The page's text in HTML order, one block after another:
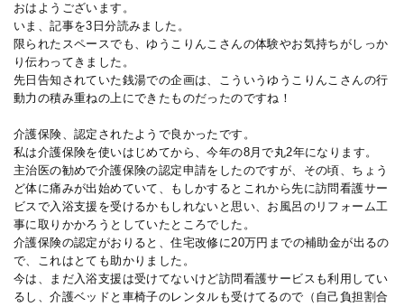
おはようございます。
いま、記事を3日分読みました。
限られたスペースでも、ゆうこりんこさんの体験やお気持ちがしっか
り伝わってきました。
先日告知されていた銭湯での企画は、こういうゆうこりんこさんの行
動力の積み重ねの上にできたものだったのですね！
介護保険、認定されたようで良かったです。
私は介護保険を使いはじめてから、今年の8月で丸2年になります。
主治医の勧めで介護保険の認定申請をしたのですが、その頃、ちょう
ど体に痛みが出始めていて、もしかするとこれから先に訪問看護サー
ビスで入浴支援を受けるかもしれないと思い、お風呂のリフォーム工
事に取りかかろうとしていたところでした。
介護保険の認定がおりると、住宅改修に20万円までの補助金が出るの
で、これはとても助かりました。
今は、まだ入浴支援は受けてないけど訪問看護サービスも利用してい
るし、介護ベッドと車椅子のレンタルも受けてるので（自己負担割合